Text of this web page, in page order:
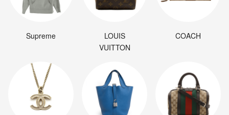
Supreme
LOUIS
VUITTON
COACH